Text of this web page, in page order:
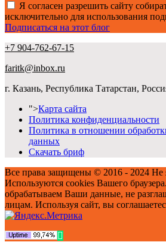
Я согласен разрешить сайту
исключительно для использования
Подписаться на этот блог
+7 904-762-67-15
faritk@inbox.ru
г. Казань, Республика Татарстан,
">Карта сайта
Политика конфиденциальности
Политика в отношении
данных
Скачать бриф
Все права защищены © 2016 - 2024 Не
Используются cookies Вашего
обрабатываем Ваши данные, не
лицам. Используя сайт, вы